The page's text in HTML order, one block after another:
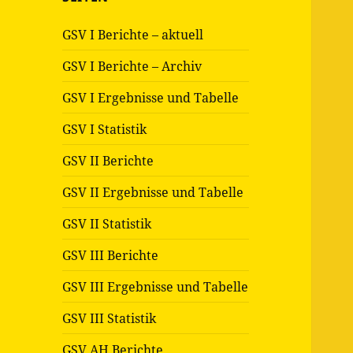
GSV I Berichte – aktuell
GSV I Berichte – Archiv
GSV I Ergebnisse und Tabelle
GSV I Statistik
GSV II Berichte
GSV II Ergebnisse und Tabelle
GSV II Statistik
GSV III Berichte
GSV III Ergebnisse und Tabelle
GSV III Statistik